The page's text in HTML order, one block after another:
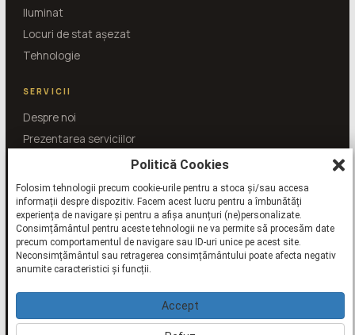
Iluminat
Locuri de stat așezat
Tehnologie
SERVICII
Despre noi
Prezentarea serviciilor
SHOWROOMBUCUREȘTI
Str. Putul lui Zamfir nr. 36
Telefon showroom
+40 21 224 15 15
bucuresti@kuxa.ro
Vezi echipa KUXA
Politică Cookies
Folosim tehnologii precum cookie-urile pentru a stoca și/sau accesa
informații despre dispozitiv. Facem acest lucru pentru a îmbunătăți
experiența de navigare și pentru a afișa anunțuri (ne)personalizate.
Consimțământul pentru aceste tehnologii ne va permite să procesăm date
precum comportamentul de navigare sau ID-uri unice pe acest site.
Neconsimțământul sau retragerea consimțământului poate afecta negativ
anumite caracteristici și funcții.
Accept